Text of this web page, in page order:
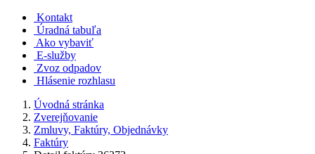
Kontakt
Úradná tabuľa
Ako vybaviť
E-služby
Zvoz odpadov
Hlásenie rozhlasu
Úvodná stránka
Zverejňovanie
Zmluvy, Faktúry, Objednávky
Faktúry